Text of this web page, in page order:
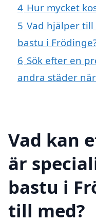
4 Hur mycket
5 Vad hjälper
bastu i
6 Sök efter en
andra städer
Vad kan
är
bastu i
till med?